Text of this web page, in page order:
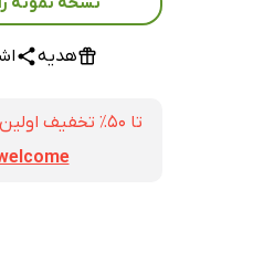
هدیه
تا ۵۰٪ تخفیف اولین خرید با کد